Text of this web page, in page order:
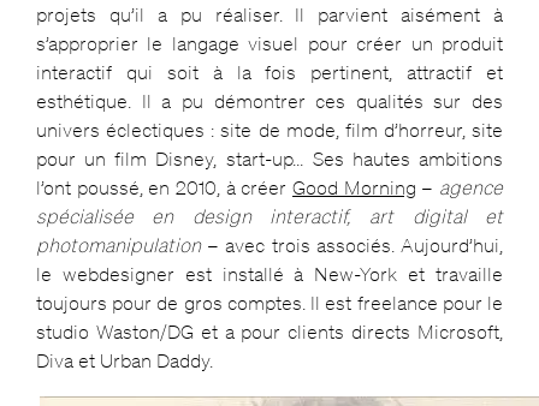
projets qu’il a pu réaliser. Il parvient aisément à
s’approprier le langage visuel pour créer un produit
interactif qui soit à la fois pertinent, attractif et
esthétique. Il a pu démontrer ces qualités sur des
univers éclectiques : site de mode, film d’horreur, site
pour un film Disney, start-up… Ses hautes ambitions
l’ont poussé, en 2010, à créerGood Morning – agence
spécialisée en design interactif, art digital et
photomanipulation– avec trois associés. Aujourd’hui,
le webdesigner est installé à New-York et travaille
toujours pour de gros comptes. Il est freelance pour le
studio Waston/DG et a pour clients directs Microsoft,
Diva et Urban Daddy.